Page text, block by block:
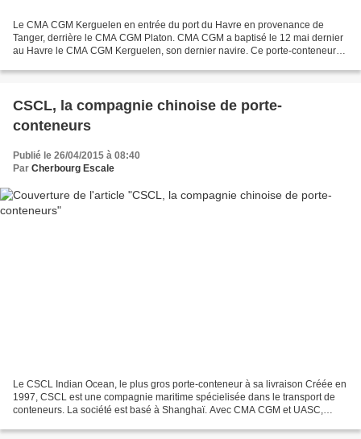
Le CMA CGM Kerguelen en entrée du port du Havre en provenance de
Tanger, derrière le CMA CGM Platon. CMA CGM a baptisé le 12 mai dernier
au Havre le CMA CGM Kerguelen, son dernier navire. Ce porte-conteneurs
CSCL, la compagnie chinoise de porte-
conteneurs
Publié le 26/04/2015 à 08:40
Par Cherbourg Escale
Le CSCL Indian Ocean, le plus gros porte-conteneur à sa livraison Créée en
1997, CSCL est une compagnie maritime spécielisée dans le transport de
conteneurs. La société est basé à Shanghaï. Avec CMA CGM et UASC,